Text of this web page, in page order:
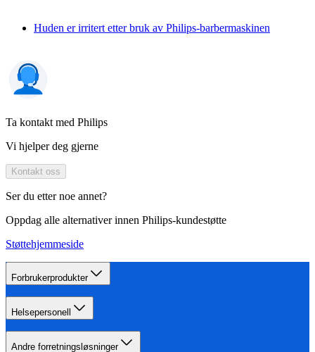
Huden er irritert etter bruk av Philips-barbermaskinen
Ta kontakt med Philips
Vi hjelper deg gjerne
Kontakt oss
Ser du etter noe annet?
Oppdag alle alternativer innen Philips-kundestøtte
Støttehjemmeside
Forbrukerprodukter
Helsepersonell
Andre forretningsløsninger